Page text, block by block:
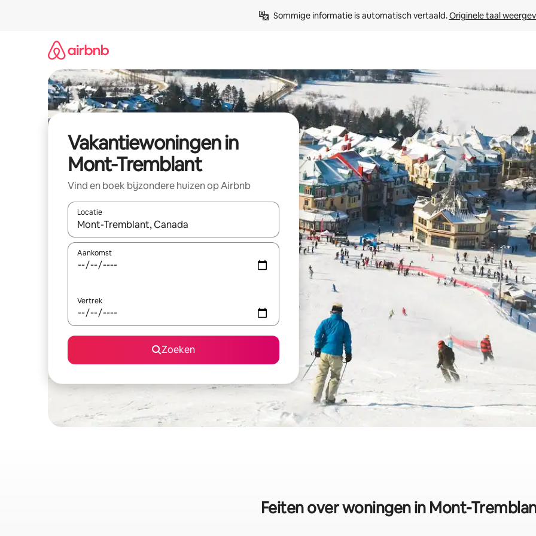
Sommige informatie is automatisch vertaald. Originele taal
Vakantiewoningen in
Mont-Tremblant
Vind en boek bijzondere huizen op Airbnb
Locatie
Wanneer er suggesties beschikbaar zijn, maak je een keuze met je de pijltjestoetsen omhoog en omlaag, óf door te
Aankomst
Vertrek
Zoeken
Feiten over woningen in Mont-